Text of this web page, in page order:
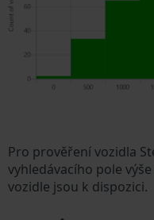
Pro prověření vozidla
vyhledávacího pole
vozidle jsou k dispozici.